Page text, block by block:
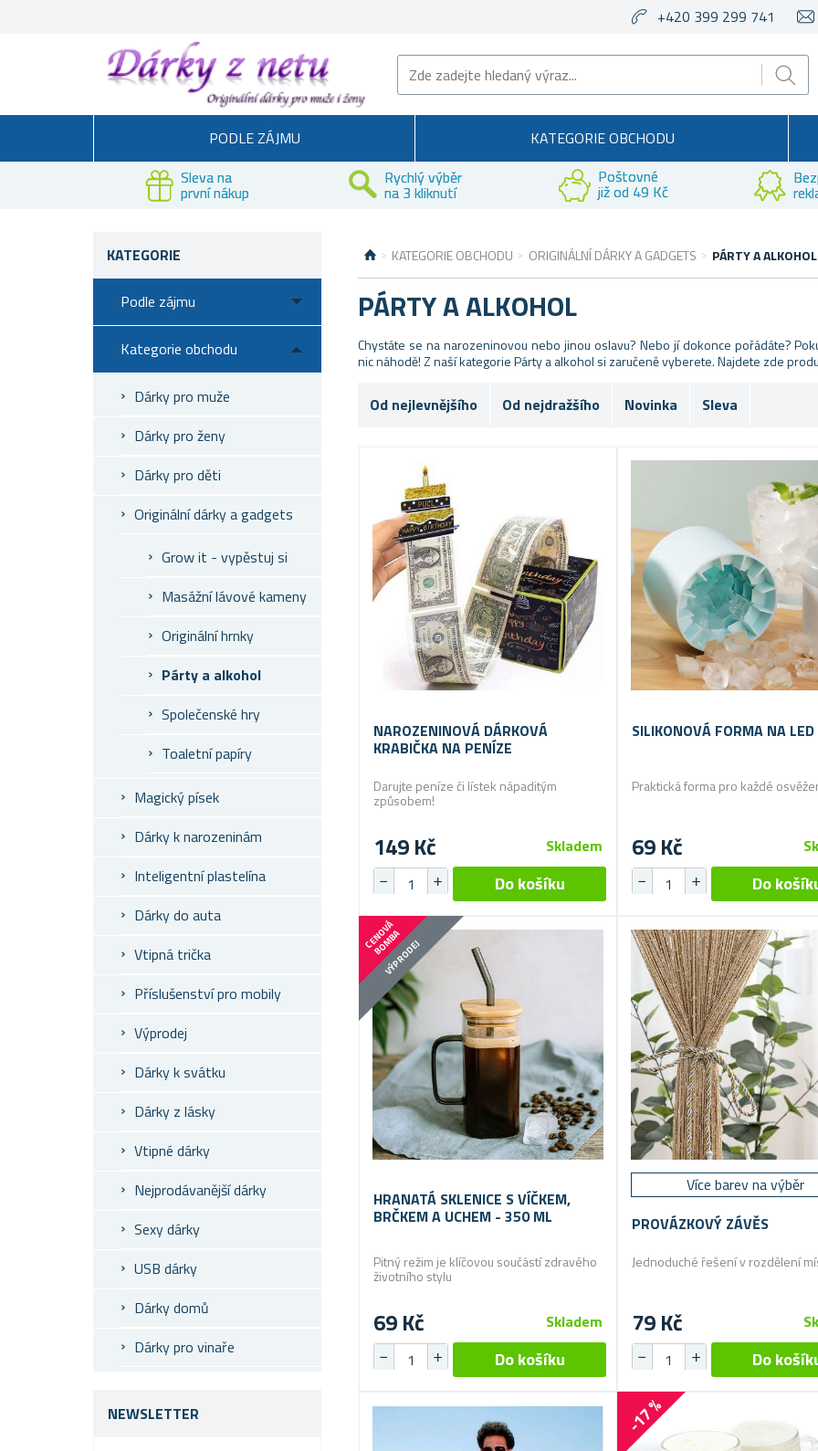
+420 399 299 741
PODLE ZÁJMU KATEGORIE OBCHODU
Sleva na
první nákup
Rychlý výběr
na 3 kliknutí
Poštovné
již od 49 Kč
KATEGORIE
Podle zájmu
Kategorie obchodu
Dárky pro muže
Dárky pro ženy
Dárky pro děti
Originální dárky a gadgets
Grow it - vypěstuj si
Masážní lávové kameny
Originální hrnky
Párty a alkohol
Společenské hry
Toaletní papíry
Magický písek
Dárky k narozeninám
Inteligentní plastelína
Dárky do auta
Vtipná trička
Příslušenství pro mobily
Výprodej
Dárky k svátku
Dárky z lásky
Vtipné dárky
Nejprodávanější dárky
Sexy dárky
USB dárky
Dárky domů
Dárky pro vinaře
NEWSLETTER
KATEGORIE OBCHODU ORIGINÁLNÍ DÁRKY A GADGETS PÁRTY A ALKOHOL
PÁRTY A ALKOHOL
Chystáte se na narozeninovou nebo jinou oslavu? Nebo jí dokonce pořádáte?
nic náhodě! Z naší kategorie Párty a alkohol si zaručeně vyberete. Najdete zde
Od nejlevnějšího Od nejdražšího Novinka Sleva
NAROZENINOVÁ DÁRKOVÁ
KRABIČKA NA PENÍZE
Darujte peníze či lístek nápaditým
způsobem!
149 Kč Skladem
SILIKONOVÁ FORMA NA LED
Praktická forma pro každé
69 Kč
C
E
N
O
V
Á
B
O
M
B
A
VÝPRODEJ
HRANATÁ SKLENICE S VÍČKEM,
BRČKEM A UCHEM - 350 ML
Pitný režim je klíčovou součástí zdravého
životního stylu
69 Kč Skladem
Více barev na výběr
PROVÁZKOVÝ ZÁVĚS
Jednoduché řešení v rozdělení
79 Kč
-17 %